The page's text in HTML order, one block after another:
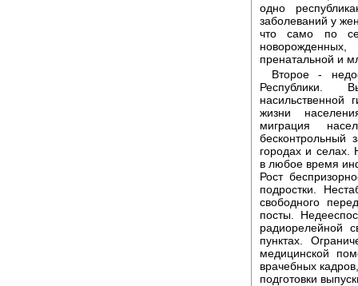
одно
заболеваний у
что само по
пренатальной и
Второе -
Республики.
насильственной
жизни
миграция
бесконтрольный
городах и селах.
в любое время
Рост
подростки.
свободного
посты.
радиорелейной
пунктах.
медицинской
врачебных
подготовки